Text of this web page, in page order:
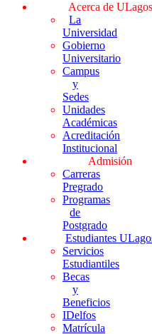
Acerca de ULagos
La
Universidad
Gobierno
Universitario
Campus
y
Sedes
Unidades
Académicas
Acreditación
Institucional
Admisión
Carreras
Pregrado
Programas
de
Postgrado
Estudiantes
Servicios
Estudiantiles
Becas
y
Beneficios
IDelfos
Matrícula